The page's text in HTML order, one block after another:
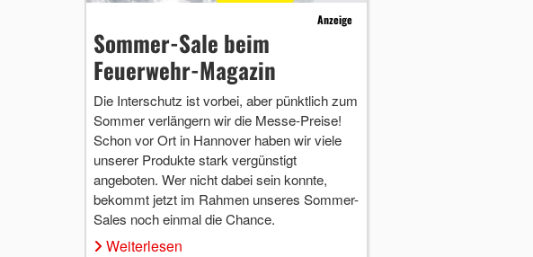
Anzeige
Sommer-Sale beim
Feuerwehr-Magazin
Die Interschutz ist vorbei, aber pünktlich zum
Sommer verlängern wir die Messe-Preise!
Schon vor Ort in Hannover haben wir viele
unserer Produkte stark vergünstigt
angeboten. Wer nicht dabei sein konnte,
bekommt jetzt im Rahmen unseres Sommer-
Sales noch einmal die Chance.
Weiterlesen